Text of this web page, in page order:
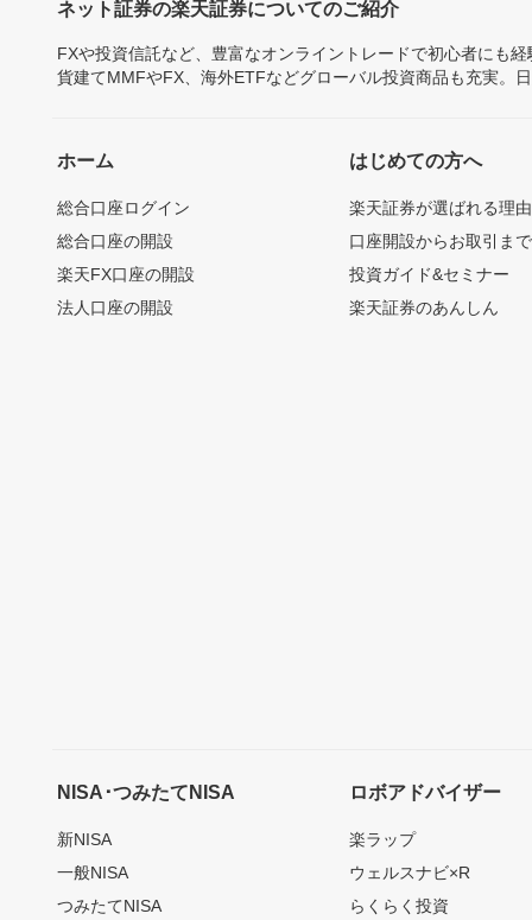
ネット証券の楽天証券についてのご紹介
FXや投資信託など、豊富なオンライントレードで初心者にも
貨建てMMFやFX、海外ETFなどグローバル投資商品も充実。
ホーム
総合口座ログイン
総合口座の開設
楽天FX口座の開設
法人口座の開設
はじめての方へ
楽天証券が選ばれる理由
口座開設からお取引ま
投資ガイド&セミナー
楽天証券のあんしん
NISA･つみたてNISA
新NISA
一般NISA
つみたてNISA
ロボアドバイザー
楽ラップ
ウェルスナビ×R
らくらく投資